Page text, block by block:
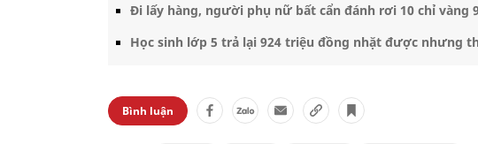
Đi lấy hàng, người phụ nữ bất cẩn đánh rơi 10 chỉ vàng
Học sinh lớp 5 trả lại 924 triệu đồng nhặt được nhưng
Bình luận